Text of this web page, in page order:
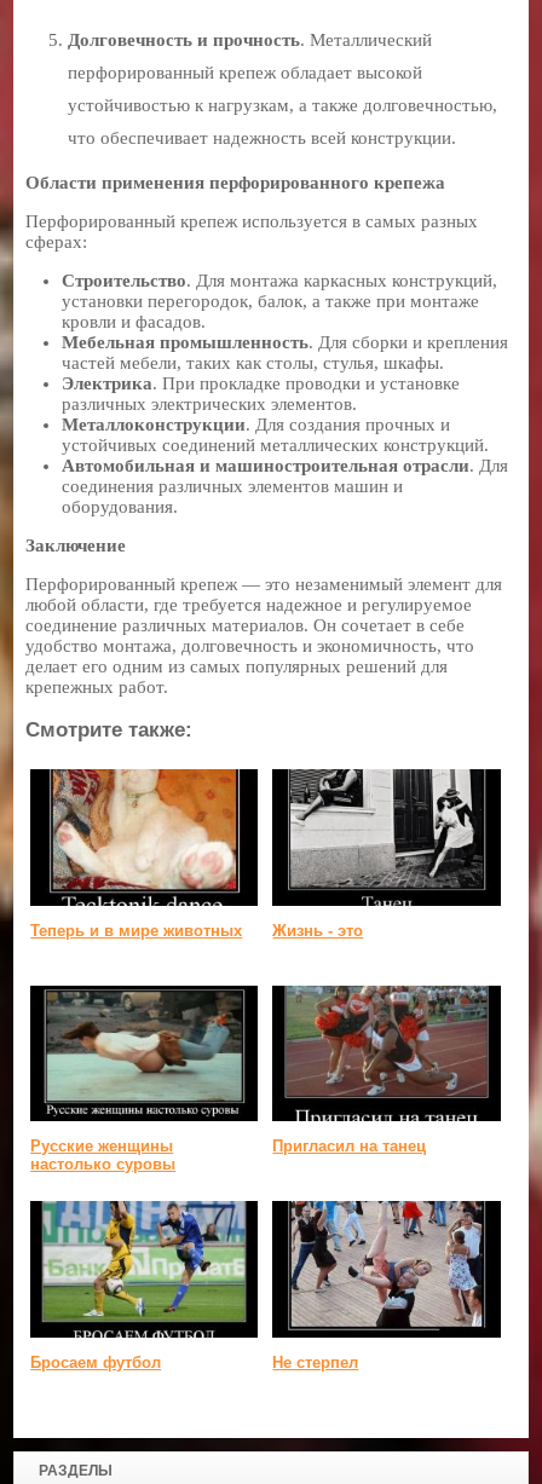
РАЗДЕЛЫ
Долговечность и прочность. Металлический
перфорированный крепеж обладает высокой
устойчивостью к нагрузкам, а также долговечностью,
что обеспечивает надежность всей конструкции.
Области применения перфорированного крепежа
Перфорированный крепеж используется в самых разных
сферах:
Строительство. Для монтажа каркасных конструкций,
установки перегородок, балок, а также при монтаже
кровли и фасадов.
Мебельная промышленность. Для сборки и крепления
частей мебели, таких как столы, стулья, шкафы.
Электрика. При прокладке проводки и установке
различных электрических элементов.
Металлоконструкции. Для создания прочных и
устойчивых соединений металлических конструкций.
Автомобильная и машиностроительная отрасли. Для
соединения различных элементов машин и
оборудования.
Заключение
Перфорированный крепеж — это незаменимый элемент для
любой области, где требуется надежное и регулируемое
соединение различных материалов. Он сочетает в себе
удобство монтажа, долговечность и экономичность, что
делает его одним из самых популярных решений для
крепежных работ.
Смотрите также:
Теперь и в мире животных Жизнь - это
Русские женщины
настолько суровы
Пригласил на танец
Бросаем футбол Не стерпел